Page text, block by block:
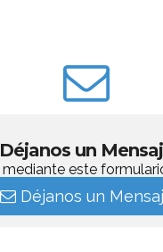
Déjanos un
mediante este
Déjanos un